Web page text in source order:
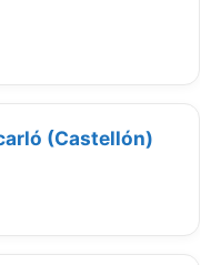
(Castellón)